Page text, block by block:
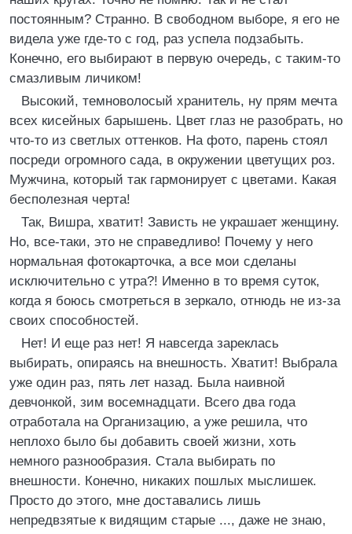
постоянным? Странно. В свободном выборе, я его не
видела уже где-то с год, раз успела подзабыть.
Конечно, его выбирают в первую очередь, с таким-то
смазливым личиком!
Высокий, темноволосый хранитель, ну прям мечта
всех кисейных барышень. Цвет глаз не разобрать, но
что-то из светлых оттенков. На фото, парень стоял
посреди огромного сада, в окружении цветущих роз.
Мужчина, который так гармонирует с цветами. Какая
бесполезная черта!
Так, Вишра, хватит! Зависть не украшает женщину.
Но, все-таки, это не справедливо! Почему у него
нормальная фотокарточка, а все мои сделаны
исключительно с утра?! Именно в то время суток,
когда я боюсь смотреться в зеркало, отнюдь не из-за
своих способностей.
Нет! И еще раз нет! Я навсегда зареклась
выбирать, опираясь на внешность. Хватит! Выбрала
уже один раз, пять лет назад. Была наивной
девчонкой, зим восемнадцати. Всего два года
отработала на Организацию, а уже решила, что
неплохо было бы добавить своей жизни, хоть
немного разнообразия. Стала выбирать по
внешности. Конечно, никаких пошлых мыслишек.
Просто до этого, мне доставались лишь
непредвзятые к видящим старые ..., даже не знаю,